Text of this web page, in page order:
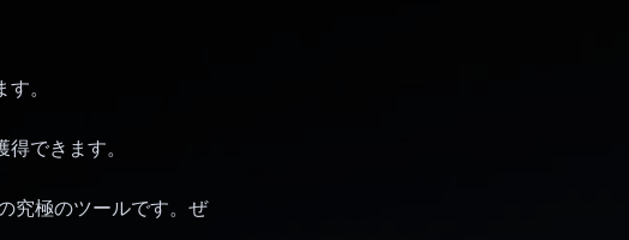
。
できます。
究極のツールです。ぜ